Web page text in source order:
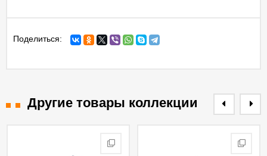
Поделиться:
Другие товары коллекции